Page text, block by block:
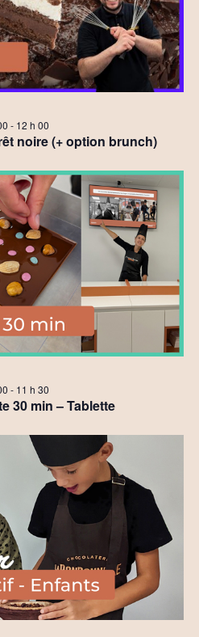
noire (+ option brunch)
- 12 h 00
30 min – Tablette
- 11 h 30